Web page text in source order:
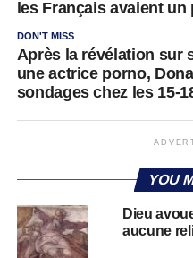
les Français avaient un
DON'T MISS
Après la révélation sur
une actrice porno,
sondages chez les 15-
YOU
Dieu
aucune